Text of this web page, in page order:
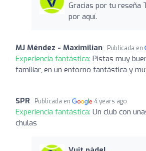
Gracias por tu reseña
por aquí.
MJ Méndez - Maximilian Publicada en
Experiencia fantástica: Pistas muy
familiar, en un entorno fantástica y
SPR Publicada en 4 years ago
Experiencia fantástica: Un club con
chulas